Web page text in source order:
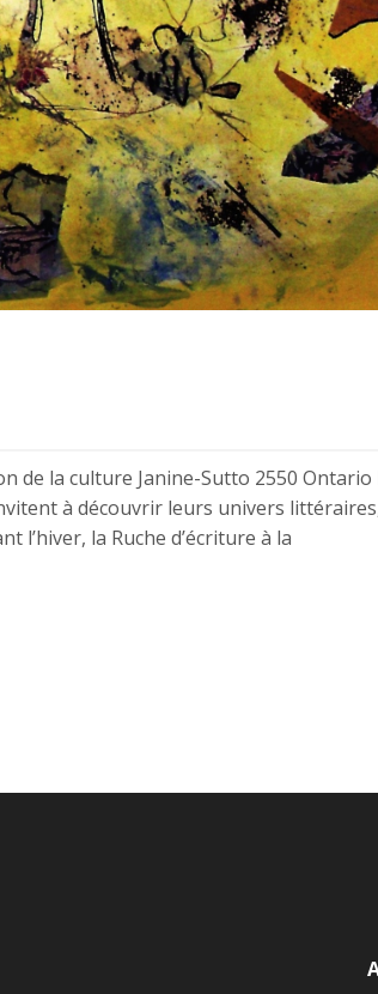
de la culture Janine-Sutto 2550
à découvrir leurs univers
l’hiver, la Ruche d’écriture à la